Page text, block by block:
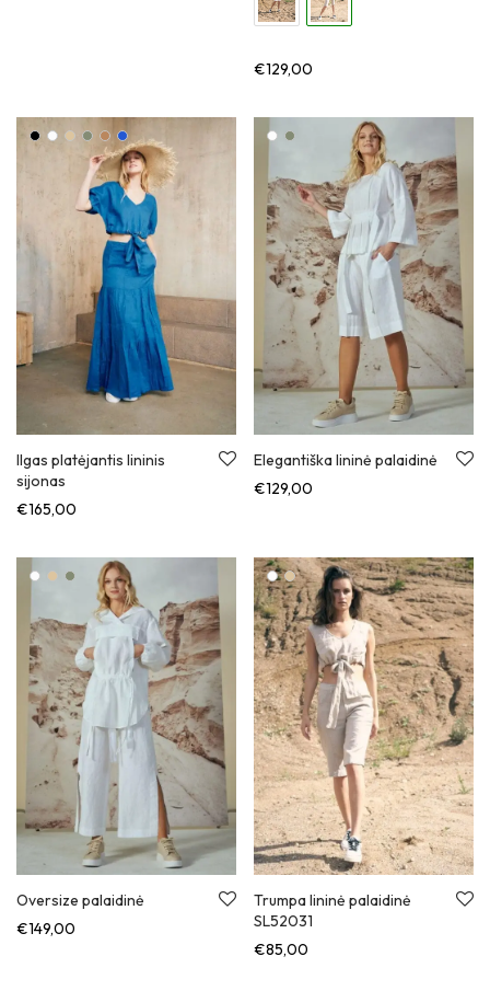
€129,00
Ilgas platėjantis lininis
sijonas
€165,00
Elegantiška lininė palaidinė
€129,00
Oversize palaidinė
€149,00
Trumpa lininė palaidinė
SL52031
€85,00